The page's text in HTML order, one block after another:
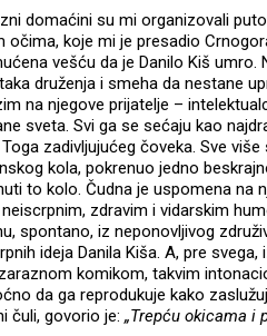
domaćini su mi organizovali
očima, koje mi je presadio
vešću da je Danilo Kiš
druženja i smeha da nestane
na njegove prijatelje –
sveta. Svi ga se sećaju kao
Toga zadivljujućeg čoveka. Sve
kola, pokrenuo jedno
to kolo. Čudna je uspomena na
zdravim i vidarskim
spontano, iz neponovljivog
ideja Danila Kiša. A, pre
komikom, takvim
da ga reprodukuje kako
čuli, govorio je: „Trepću okicama i